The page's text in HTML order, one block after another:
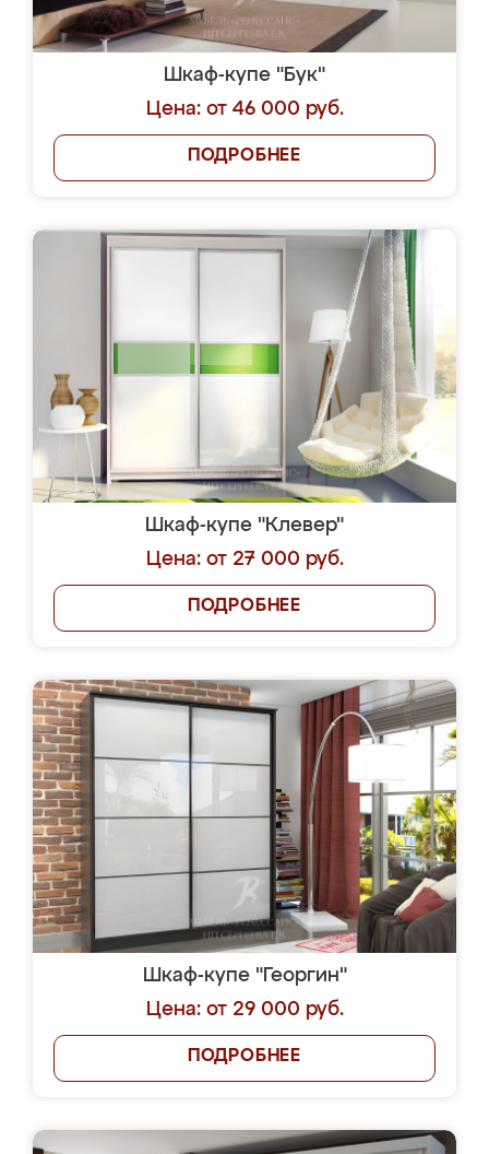
Шкаф-купе "Бук"
Цена: от 46 000 руб.
ПОДРОБНЕЕ
Шкаф-купе "Клевер"
Цена: от 27 000 руб.
ПОДРОБНЕЕ
Шкаф-купе "Георгин"
Цена: от 29 000 руб.
ПОДРОБНЕЕ